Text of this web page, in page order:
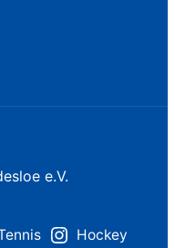
e.V.
Hockey